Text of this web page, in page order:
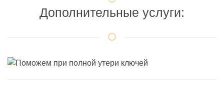
Дополнительные услуги: